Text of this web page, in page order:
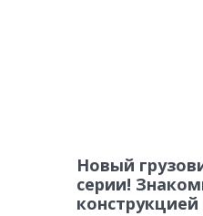
Новый
серии!
конструкцией